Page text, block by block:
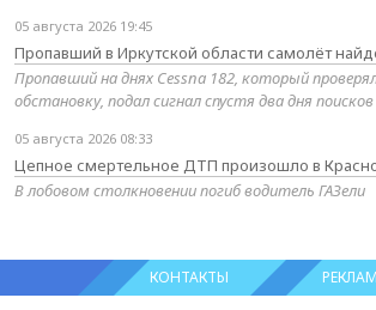
05 августа 2026 19:45
Пропавший в Иркутской области самолёт
Пропавший на днях Cessna 182, который
обстановку, подал сигнал спустя два дня поисков
05 августа 2026 08:33
Цепное смертельное ДТП произошло в
В лобовом столкновении погиб водитель ГАЗели
КОНТАКТЫ